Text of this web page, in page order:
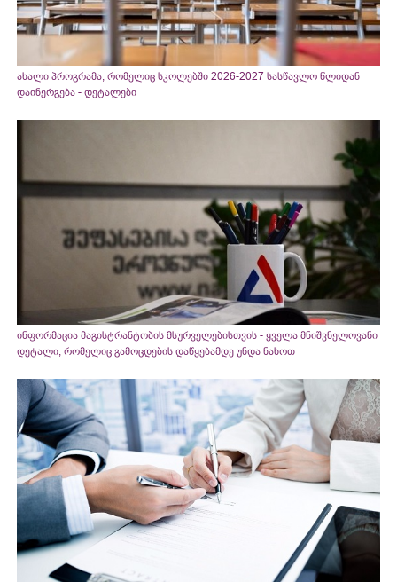
ახალი პროგრამა, რომელიც სკოლებში 2026-2027 სასწავლო წლიდან
დაინერგება - დეტალები
ინფორმაცია მაგისტრანტობის მსურველებისთვის - ყველა მნიშვნელოვანი
დეტალი, რომელიც გამოცდების დაწყებამდე უნდა ნახოთ